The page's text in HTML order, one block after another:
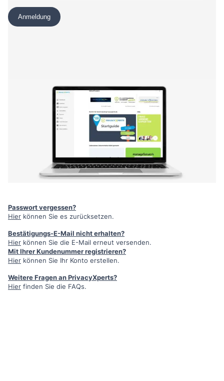
Passwort vergessen?
Hier können Sie es zurücksetzen.
Bestätigungs-E-Mail nicht erhalten?
Hier können Sie die E-Mail erneut versenden.
Mit Ihrer Kundenummer registrieren?
Hier können Sie Ihr Konto erstellen.
Weitere Fragen an PrivacyXperts?
Hier finden Sie die FAQs.